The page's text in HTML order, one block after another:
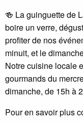
🍻 La guinguette de
boire un verre,
profiter de nos
minuit, et le
Notre cuisine locale
gourmands du
dimanche, de 15h à
Pour en savoir plus